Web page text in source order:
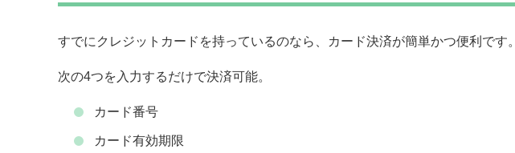
すでにクレジットカードを持っているのなら、カード決済が簡単かつ便利です。
次の4つを入力するだけで決済可能。
カード番号
カード有効期限